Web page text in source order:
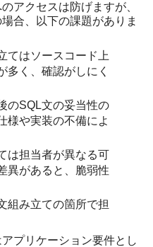
アクセスは防げますが、
合、以下の課題がありま
てはソースコード上
多く、確認がしにく
のSQL文の妥当性の
様や実装の不備によ
は担当者が異なる可
異があると、脆弱性
組み立ての箇所で担
プリケーション要件とし